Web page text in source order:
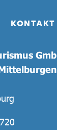
KONTAKT